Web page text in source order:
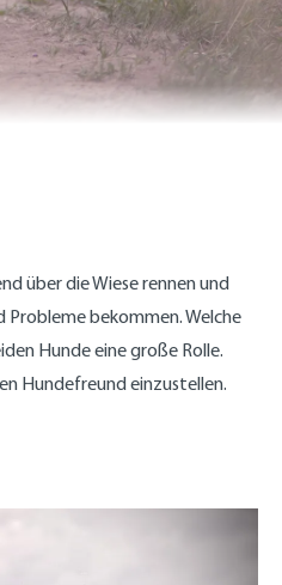
über die Wiese rennen und
Probleme bekommen. Welche
Hunde eine große Rolle.
Hundefreund einzustellen.